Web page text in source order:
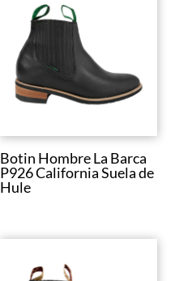
Botin Hombre La Barca
P926 California Suela de
Hule